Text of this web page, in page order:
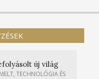
új világ
, TECHNOLÓGIA ÉS